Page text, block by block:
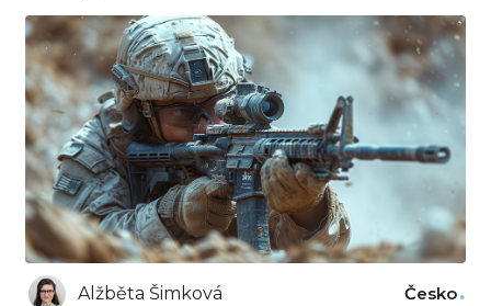
Alžběta Šimková Česko